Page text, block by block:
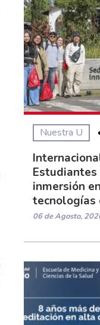
Nuestra U
Estudiantes
inmersión
tecnologías
06 de Agosto,